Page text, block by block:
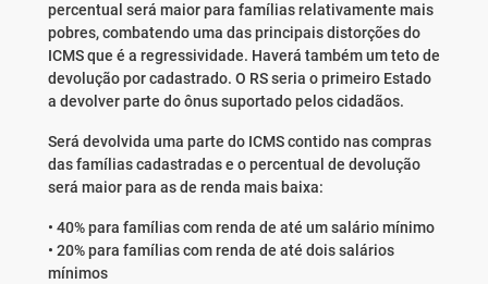
percentual será maior para famílias relativamente mais
pobres, combatendo uma das principais distorções do
ICMS que é a regressividade. Haverá também um teto de
devolução por cadastrado. O RS seria o primeiro Estado
a devolver parte do ônus suportado pelos cidadãos.
Será devolvida uma parte do ICMS contido nas compras
das famílias cadastradas e o percentual de devolução
será maior para as de renda mais baixa:
• 40% para famílias com renda de até um salário mínimo
• 20% para famílias com renda de até dois salários
mínimos